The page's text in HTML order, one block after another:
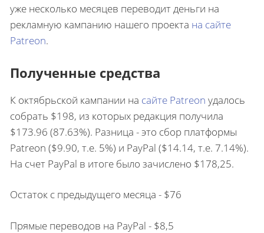
уже несколько месяцев переводит деньги на
рекламную кампанию нашего проекта на сайте
Patreon.
Полученные средства
К октябрьской кампании на сайте Patreon удалось
собрать $198, из которых редакция получила
$173.96 (87.63%). Разница - это сбор платформы
Patreon ($9.90, т.е. 5%) и PayPal ($14.14, т.е. 7.14%).
На счет PayPal в итоге было зачислено $178,25.
Остаток с предыдущего месяца - $76
Прямые переводов на PayPal - $8,5